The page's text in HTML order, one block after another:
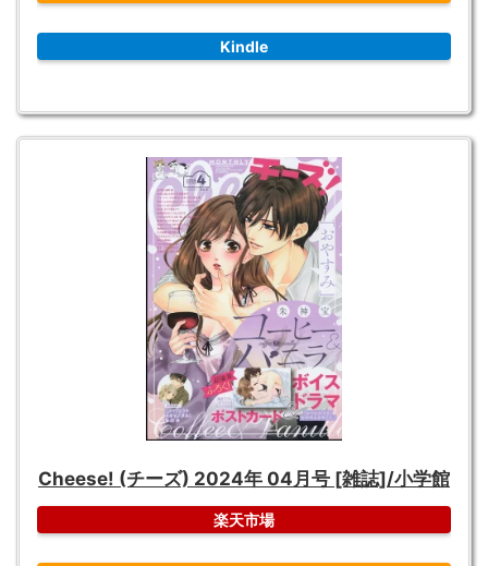
Kindle
Cheese! (チーズ) 2024年 04月号 [雑誌]/小学館
楽天市場